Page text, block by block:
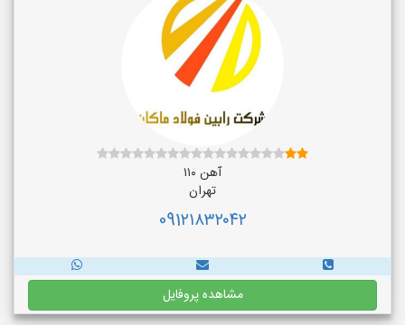
آهن ۱۱۰
تهران
091۲۱۸۳۲۰۴۲
مشاهده پروفایل